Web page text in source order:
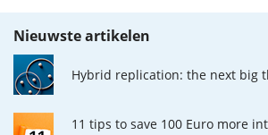
Nieuwste artikelen
Hybrid replication: the next big
11 tips to save 100 Euro more